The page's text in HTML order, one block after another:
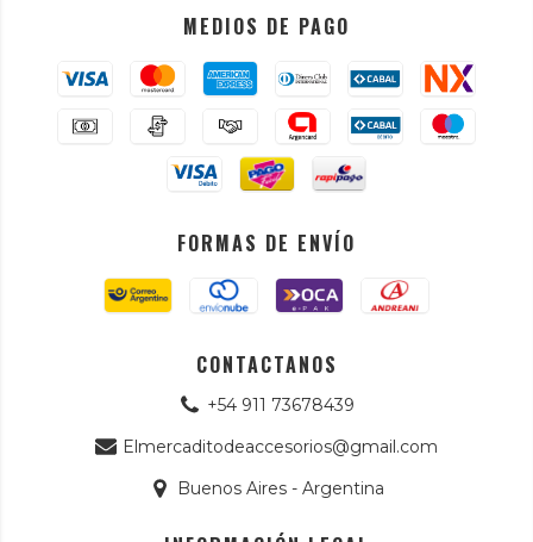
MEDIOS DE PAGO
FORMAS DE ENVÍO
CONTACTANOS
+54 911 73678439
Elmercaditodeaccesorios@gmail.com
Buenos Aires - Argentina